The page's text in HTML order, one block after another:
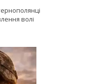
волі